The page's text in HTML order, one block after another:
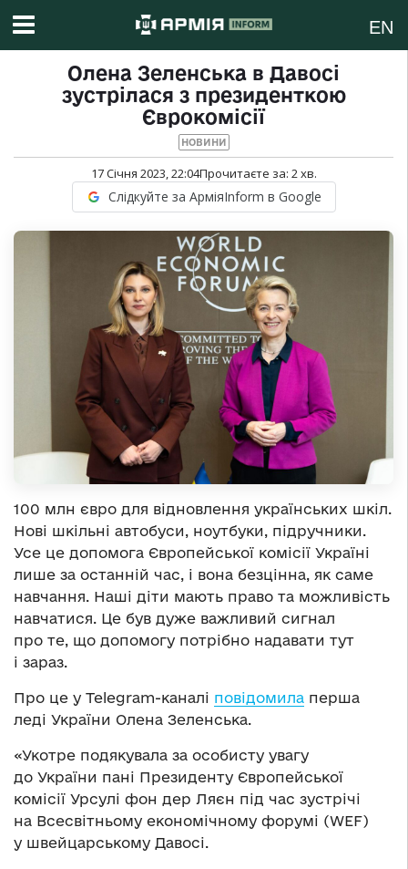
EN
Олена Зеленська в Давосі
зустрілася з президенткою
Єврокомісії
НОВИНИ
17 Січня 2023, 22:04Прочитаєте за: 2хв.
Слідкуйте за АрміяInform в Google
100 млн євро для відновлення українських шкіл.
Нові шкільні автобуси, ноутбуки, підручники.
Усе це допомога Європейської комісії Україні
лише за останній час, і вона безцінна, як саме
навчання. Наші діти мають право та можливість
навчатися. Це був дуже важливий сигнал
про те, що допомогу потрібно надавати тут
і зараз.
Про це у Telegram-каналі повідомила перша
леді України Олена Зеленська.
«Укотре подякувала за особисту увагу
до України пані Президенту Європейської
комісії Урсулі фон дер Ляєн під час зустрічі
на Всесвітньому економічному форумі (WEF)
у швейцарському Давосі.